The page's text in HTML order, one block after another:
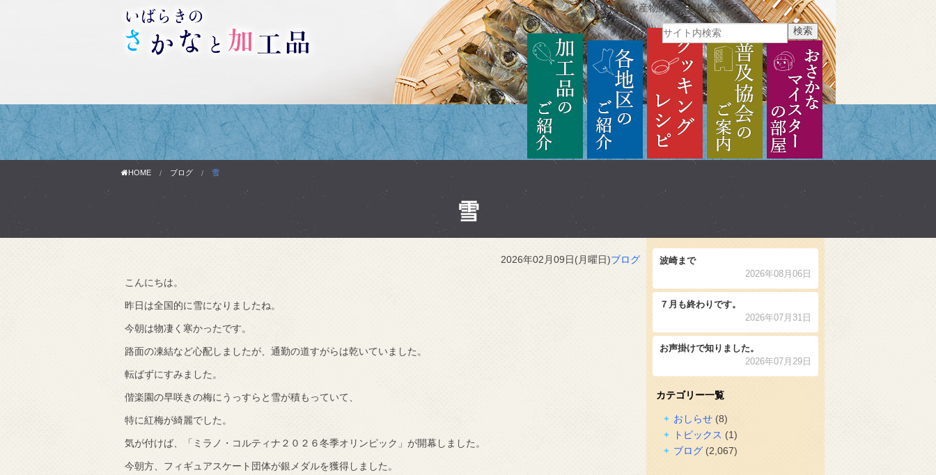
茨城県水産物開発普及協会
おさかなマイスターの部
普及協会のご案内
クッキングレシピ
各地区のご紹介
加工品のご紹介
HOME ブログ 雪
雪
2026年02月09日(月曜日)ブログ
こんにちは。
昨日は全国的に雪になりましたね。
今朝は物凄く寒かったです。
路面の凍結など心配しましたが、通勤の道すがらは乾いていました。
転ばずにすみました。
偕楽園の早咲きの梅にうっすらと雪が積もっていて、
特に紅梅が綺麗でした。
気が付けば、「ミラノ・コルティナ２０２６冬季オリンピック」が開幕しました。
今朝方、フィギュアスケート団体が銀メダルを獲得しました。
波崎まで
2026年08月06日
７月も終わりです。
2026年07月31日
お声掛けで知りました。
2026年07月29日
カテゴリー一覧
おしらせ(8)
トピックス (1)
ブログ(2,067)